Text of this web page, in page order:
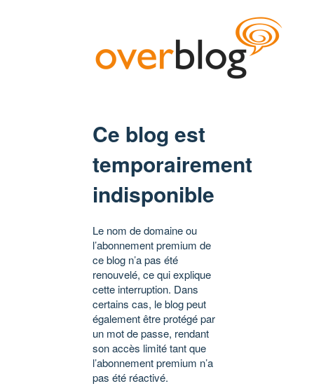
Ce blog est
temporairement
indisponible
Le nom de domaine ou
l’abonnement premium de
ce blog n’a pas été
renouvelé, ce qui explique
cette interruption. Dans
certains cas, le blog peut
également être protégé par
un mot de passe, rendant
son accès limité tant que
l’abonnement premium n’a
pas été réactivé.